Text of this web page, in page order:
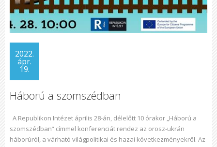
2022.
ápr.
19.
Háború a szomszédban
A Republikon Intézet április 28-án, délelőtt 10 órakor „Háború a
szomszédban” címmel konferenciát rendez az orosz-ukrán
háborúról, a várható világpolitikai és hazai következményekről. Az